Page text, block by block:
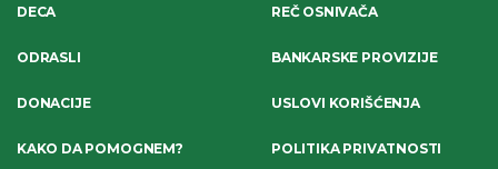
DECA
ODRASLI
DONACIJE
KAKO DA POMOGNEM?
REČ OSNIVAČA
BANKARSKE PROVIZIJE
USLOVI KORIŠĆENJA
POLITIKA PRIVATNOSTI